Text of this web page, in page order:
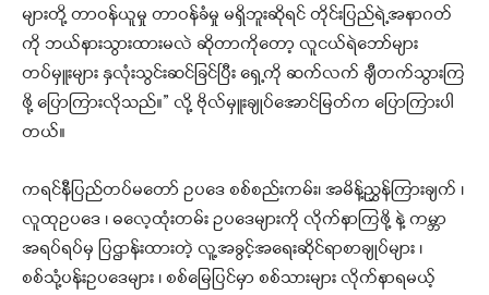
များတို့ တာဝန်ယူမှု တာဝန်ခံမှု မရှိဘူးဆိုရင် တိုင်းပြည်ရဲ့အနာဂတ်
ကို ဘယ်နားသွားထားမလဲ ဆိုတာကိုတော့ လူငယ်ရဲဘော်များ
တပ်မှူးများ နှလုံးသွင်းဆင်ခြင်ပြီး ရှေ့ကို ဆက်လက် ချီတက်သွားကြ
ဖို့ ပြောကြားလိုသည်။” လို့ ဗိုလ်မှူးချုပ်အောင်မြတ်က ပြောကြားပါ
တယ်။
ကရင်နီပြည်တပ်မတော် ဥပဒေ စစ်စည်းကမ်း၊ အမိန့်ညွှန်ကြားချက် ၊
လူထုဥပဒေ ၊ ဓလေ့ထုံးတမ်း ဥပဒေများကို လိုက်နာကြဖို့ နဲ့ ကမ္ဘာ
အရပ်ရပ်မှ ပြဌာန်းထားတဲ့ လူ့အခွင့်အရေးဆိုင်ရာစာချုပ်များ ၊
စစ်သုံ့ပန်းဥပဒေများ ၊ စစ်မြေပြင်မှာ စစ်သားများ လိုက်နာရမယ့်